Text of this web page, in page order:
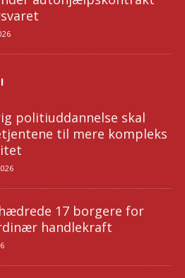
politiuddannelse skal
til mere kompleks
17 borgere for
handlekraft